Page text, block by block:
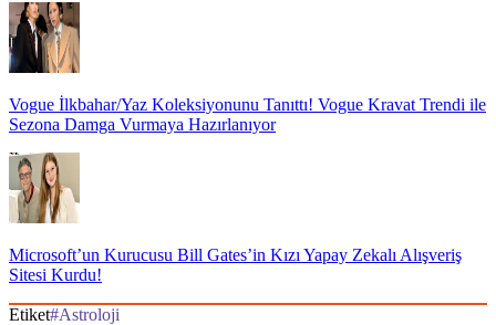
Vogue İlkbahar/Yaz Koleksiyonunu Tanıttı! Vogue Kravat Trendi ile
Sezona Damga Vurmaya Hazırlanıyor
Microsoft’un Kurucusu Bill Gates’in Kızı Yapay Zekalı Alışveriş
Sitesi Kurdu!
Etiket#Astroloji